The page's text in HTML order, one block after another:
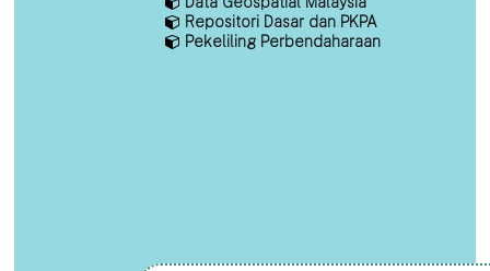
Repositori Dasar dan PKPA
Pekeliling Perbendaharaan